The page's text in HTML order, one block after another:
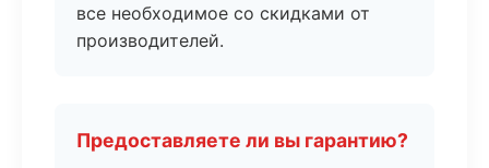
все необходимое со скидками от
производителей.
Предоставляете ли вы гарантию?